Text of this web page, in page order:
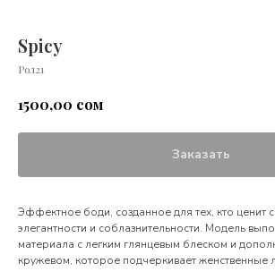
Spicy
Рол21
1500,00 сом
Заказать
Эффектное боди, созданное для тех, кто ценит
элегантности и соблазнительности. Модель
материала с легким глянцевым блеском и
кружевом, которое подчеркивает женственные